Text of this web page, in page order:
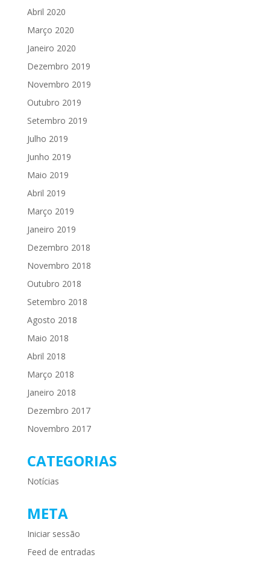
Abril 2020
Março 2020
Janeiro 2020
Dezembro 2019
Novembro 2019
Outubro 2019
Setembro 2019
Julho 2019
Junho 2019
Maio 2019
Abril 2019
Março 2019
Janeiro 2019
Dezembro 2018
Novembro 2018
Outubro 2018
Setembro 2018
Agosto 2018
Maio 2018
Abril 2018
Março 2018
Janeiro 2018
Dezembro 2017
Novembro 2017
CATEGORIAS
Notícias
META
Iniciar sessão
Feed de entradas